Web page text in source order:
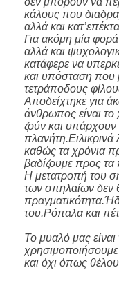
Με λαμπρότητα
πανήγυρη του
του Σωτήρος στην Παραλία
Έρευνα απαντάει: Πόσο
υπερβαίνοντας το όριο
κάλους που
αλλά και
Για ακόμη μία
αλλά και
κατάφερε να
και υπόσταση που
τετράποδους
Αποδείχτηκε για
άνθρωπος είναι το
ζούν και
πλανήτη.Ειλικρινά
καθώς τα χρόνια
βαδίζουμε προς τα
Η μετατροπή του
των σπηλαίων δεν
του.Ρόπαλα και
Το μυαλό μας
και όχι όπως